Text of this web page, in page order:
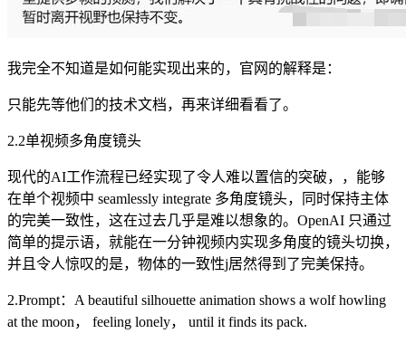
我完全不知道是如何能实现出来的，官网的解释是：
只能先等他们的技术文档，再来详细看看了。
2.2单视频多角度镜头
现代的AI工作流程已经实现了令人难以置信的突破，，能够
在单个视频中 seamlessly integrate 多角度镜头，同时保持主体
的完美一致性，这在过去几乎是难以想象的。OpenAI 只通过
简单的提示语，就能在一分钟视频内实现多角度的镜头切换，
并且令人惊叹的是，物体的一致性j居然得到了完美保持。
2.Prompt：A beautiful silhouette animation shows a wolf howling
at the moon， feeling lonely， until it finds its pack.